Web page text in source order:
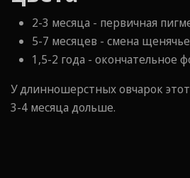
2-3 месяца - первичная
5-7 месяцев - смена
1,5-2 года - окончательное
У длинношерстных овчарок
3-4 месяца дольше.